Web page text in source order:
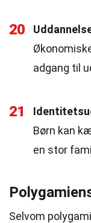
20
adgang til
21
Børn kan
en stor
Selvom